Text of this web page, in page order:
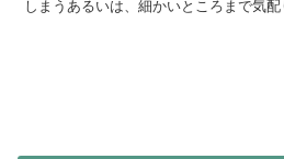
しまうあるいは、細かいところまで気配